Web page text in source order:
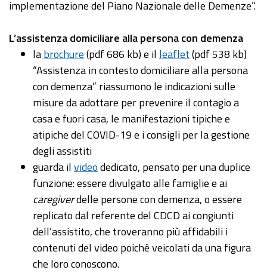
implementazione del Piano Nazionale delle Demenze”.
L’assistenza domiciliare alla persona con demenza
labrochure(pdf 686 kb) e il leaflet(pdf 538 kb)
“Assistenza in contesto domiciliare alla persona
con demenza” riassumono le indicazioni sulle
misure da adottare per prevenire il contagio a
casa e fuori casa, le manifestazioni tipiche e
atipiche del COVID-19 e i consigli per la gestione
degli assistiti
guarda ilvideodedicato, pensato per una duplice
funzione: essere divulgato alle famiglie e ai
caregiverdelle persone con demenza, o essere
replicato dal referente del CDCD ai congiunti
dell’assistito, che troveranno più affidabili i
contenuti del video poiché veicolati da una figura
che loro conoscono.